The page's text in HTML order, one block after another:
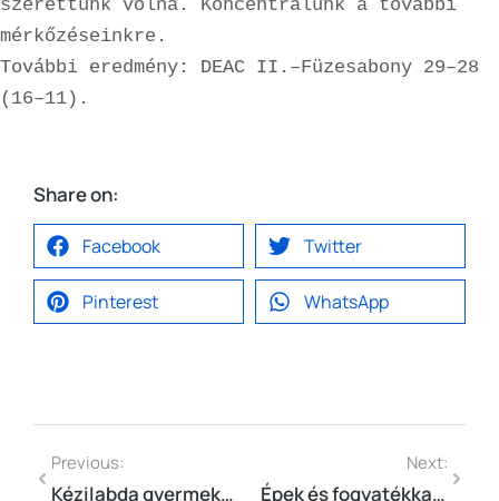
szerettünk volna. Koncentrálunk a további
mérkőzéseinkre.
További eredmény: DEAC II.–Füzesabony 29–28
(16–11).
Share on:
Facebook Twitter
Pinterest WhatsApp
Previous:
Kézilabda gyermekbajnokság
Next:
Épek és fogyatékkal élők együtt kézilabdáztak Nyíregyházán